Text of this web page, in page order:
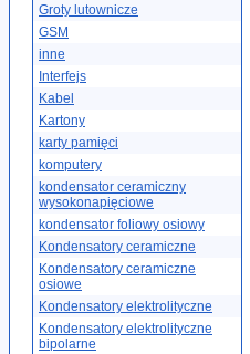
Groty lutownicze
GSM
inne
Interfejs
Kabel
Kartony
karty pamięci
komputery
kondensator ceramiczny
wysokonapięciowe
kondensator foliowy osiowy
Kondensatory ceramiczne
Kondensatory ceramiczne
osiowe
Kondensatory elektrolityczne
Kondensatory elektrolityczne
bipolarne